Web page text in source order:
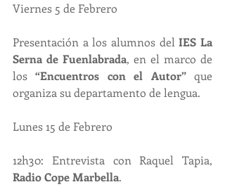
Viernes 5 de Febrero
Presentación a los alumnos del IES La
Serna de Fuenlabrada, en el marco de
los “Encuentros con el Autor” que
organiza su departamento de lengua.
Lunes 15 de Febrero
Radio Cope Marbella.